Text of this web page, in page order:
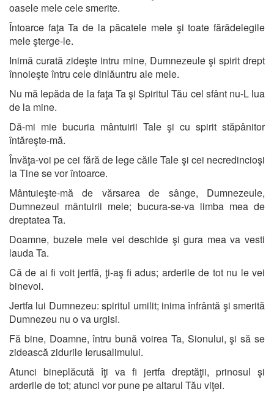
oasele mele cele smerite.
Întoarce faţa Ta de la păcatele mele şi toate fărădelegile
mele şterge-le.
Inimă curată zideşte intru mine, Dumnezeule şi spirit drept
înnoieşte întru cele dinlăuntru ale mele.
Nu mă lepăda de la faţa Ta şi Spiritul Tău cel sfânt nu-L lua
de la mine.
Dă-mi mie bucuria mântuirii Tale şi cu spirit stăpânitor
întăreşte-mă.
Învăţa-voi pe cei fără de lege căile Tale şi cei necredincioşi
la Tine se vor întoarce.
Mântuieşte-mă de vărsarea de sânge, Dumnezeule,
Dumnezeul mântuirii mele; bucura-se-va limba mea de
dreptatea Ta.
Doamne, buzele mele vei deschide şi gura mea va vesti
lauda Ta.
Că de ai fi voit jertfă, ţi-aş fi adus; arderile de tot nu le vei
binevoi.
Jertfa lui Dumnezeu: spiritul umilit; inima înfrântă şi smerită
Dumnezeu nu o va urgisi.
Fă bine, Doamne, întru bună voirea Ta, Sionului, şi să se
zidească zidurile Ierusalimului.
Atunci bineplăcută îţi va fi jertfa dreptăţii, prinosul şi
arderile de tot; atunci vor pune pe altarul Tău viţei.